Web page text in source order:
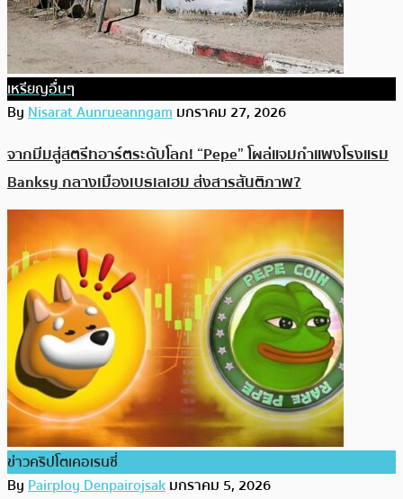
เหรียญอื่นๆ
ByNisarat Aunrueanngamมกราคม 27, 2026
จากมีมสู่สตรีทอาร์ตระดับโลก! “Pepe” โผล่แจมกำแพงโรงแรม
Banksy กลางเมืองเบธเลเฮม ส่งสารสันติภาพ?
ข่าวคริปโตเคอเรนซี่
ByPairploy Denpairojsakมกราคม 5, 2026